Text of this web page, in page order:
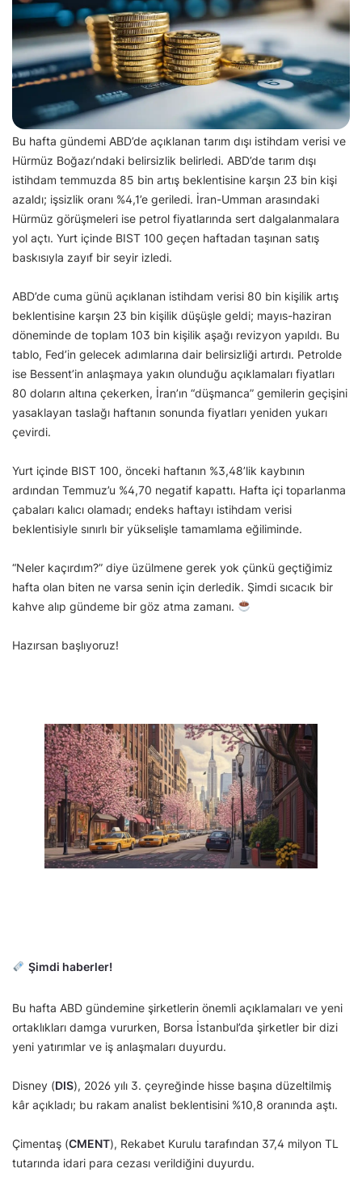
Bu hafta gündemi ABD’de açıklanan tarım dışı istihdam verisi ve
Hürmüz Boğazı’ndaki belirsizlik belirledi. ABD’de tarım dışı
istihdam temmuzda 85 bin artış beklentisine karşın 23 bin kişi
azaldı; işsizlik oranı %4,1’e geriledi. İran-Umman arasındaki
Hürmüz görüşmeleri ise petrol fiyatlarında sert dalgalanmalara
yol açtı. Yurt içinde BIST 100 geçen haftadan taşınan satış
baskısıyla zayıf bir seyir izledi.
ABD’de cuma günü açıklanan istihdam verisi 80 bin kişilik artış
beklentisine karşın 23 bin kişilik düşüşle geldi; mayıs-haziran
döneminde de toplam 103 bin kişilik aşağı revizyon yapıldı. Bu
tablo, Fed’in gelecek adımlarına dair belirsizliği artırdı. Petrolde
ise Bessent’in anlaşmaya yakın olunduğu açıklamaları fiyatları
80 doların altına çekerken, İran’ın “düşmanca” gemilerin geçişini
yasaklayan taslağı haftanın sonunda fiyatları yeniden yukarı
çevirdi.
Yurt içinde BIST 100, önceki haftanın %3,48’lik kaybının
ardından Temmuz’u %4,70 negatif kapattı. Hafta içi toparlanma
çabaları kalıcı olamadı; endeks haftayı istihdam verisi
beklentisiyle sınırlı bir yükselişle tamamlama eğiliminde.
“Neler kaçırdım?” diye üzülmene gerek yok çünkü geçtiğimiz
hafta olan biten ne varsa senin için derledik. Şimdi sıcacık bir
kahve alıp gündeme bir göz atma zamanı.
Hazırsan başlıyoruz!
Şimdi haberler!
Bu hafta ABD gündemine şirketlerin önemli açıklamaları ve yeni
ortaklıkları damga vururken, Borsa İstanbul’da şirketler bir dizi
yeni yatırımlar ve iş anlaşmaları duyurdu.
Disney (DIS), 2026 yılı 3. çeyreğinde hisse başına düzeltilmiş
kâr açıkladı; bu rakam analist beklentisini %10,8 oranında aştı.
Çimentaş (CMENT), Rekabet Kurulu tarafından 37,4 milyon TL
tutarında idari para cezası verildiğini duyurdu.